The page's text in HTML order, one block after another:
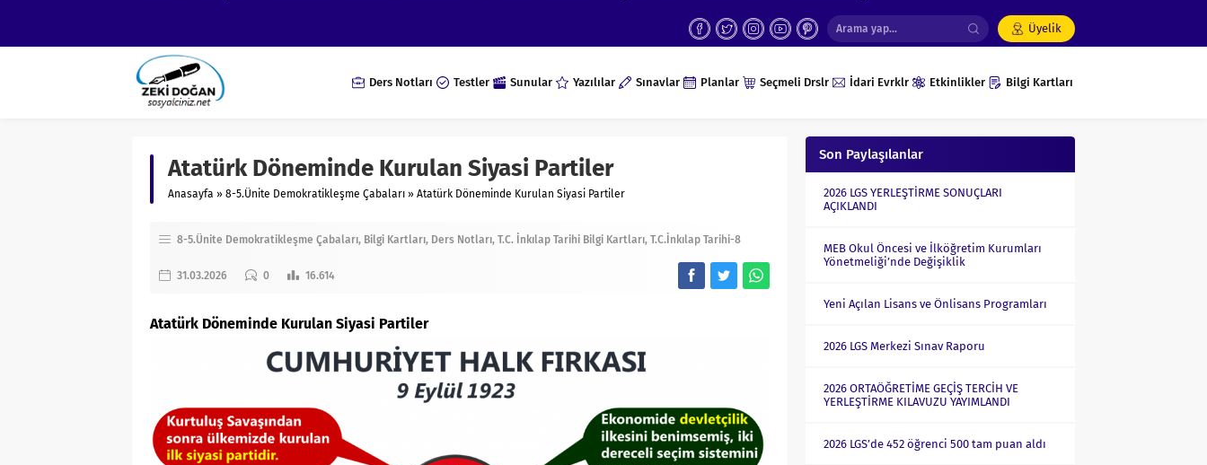
Üyelik
Ders Notları Testler Sunular Yazılılar Sınavlar Planlar Seçmeli Drslr İdari Evrklr Etkinlikler Bilgi Kartları
Atatürk Döneminde Kurulan Siyasi Partiler
Anasayfa » 8-5.Ünite Demokratikleşme Çabaları » Atatürk Döneminde Kurulan Siyasi Partiler
8-5.Ünite Demokratikleşme Çabaları Bilgi Kartları Ders Notları T.C. İnkılap Tarihi Bilgi Kartları T.C.İnkılap Tarihi-8
31.03.2026 0 16.614
Atatürk Döneminde Kurulan Siyasi Partiler
Son Paylaşılanlar
2026 LGS YERLEŞTİRME SONUÇLARI
AÇIKLANDI
MEB Okul Öncesi ve İlköğretim Kurumları
Yönetmeliği’nde Değişiklik
Yeni Açılan Lisans ve Önlisans Programları
2026 LGS Merkezi Sınav Raporu
2026 ORTAÖĞRETİME GEÇİŞ TERCİH VE
YERLEŞTİRME KILAVUZU YAYIMLANDI
2026 LGS’de 452 öğrenci 500 tam puan aldı